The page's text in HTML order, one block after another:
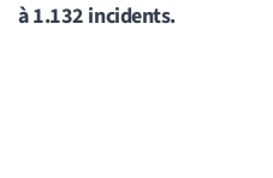
à 1.132 incidents.